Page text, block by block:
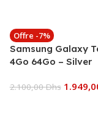
Offre -7%
Samsung Galaxy
4Go 64Go – Silver
2.100,00Dhs